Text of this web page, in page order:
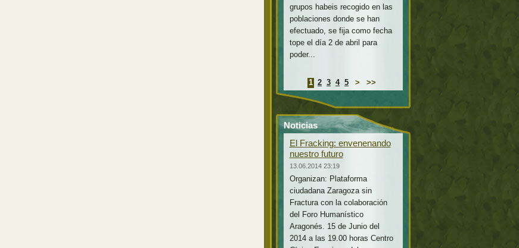
grupos habeis recogido en las
poblaciones donde se han
efectuado, se fija como fecha
tope el día 2 de abril para
poder...
1 2 3 4 5 > >>
Noticias
El Fracking: envenenando
nuestro futuro
13.06.2014 23:19
Organizan: Plataforma
ciudadana Zaragoza sin
Fractura con la colaboración
del Foro Humanístico
Aragonés. 15 de Junio del
2014 a las 19.00 horas Centro